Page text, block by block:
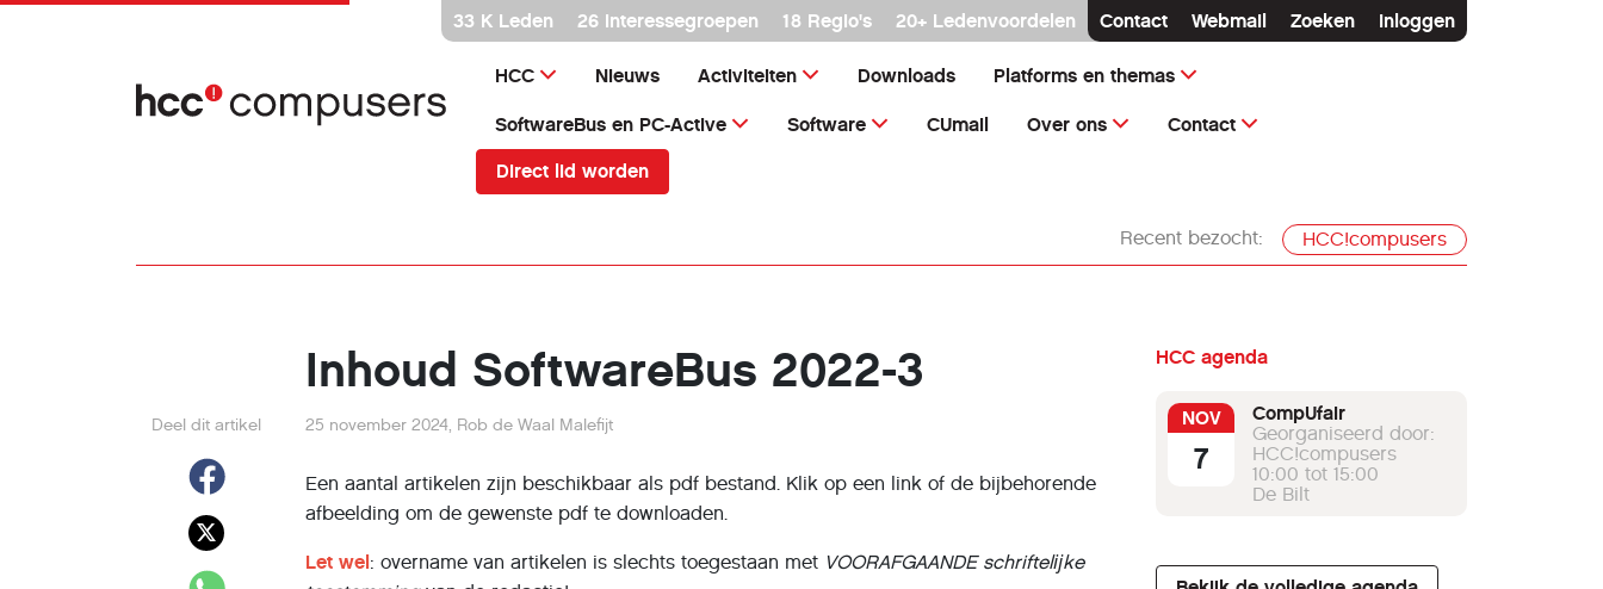
inhoud
33 K Leden 26 interessegroepen 18 Regio's 20+ Ledenvoordelen Contact Webmail Zoeken Inloggen
HCC Nieuws Activiteiten Downloads Platforms en themas
SoftwareBus en PC-Active Software CUmail Over ons Contact
Direct lid worden
Recent bezocht: HCC!compusers
Inhoud SoftwareBus 2022-3
Deel dit artikel 25 november 2024, Rob de Waal Malefijt
Een aantal artikelen zijn beschikbaar als pdf bestand. Klik op een link of de bijbehorende
afbeelding om de gewenste pdf te downloaden.
Let wel: overname van artikelen is slechts toegestaan met VOORAFGAANDE schriftelĳke
HCC agenda
NOV
7
CompUfair
Georganiseerd door:
HCC!compusers
10:00 tot 15:00
De Bilt